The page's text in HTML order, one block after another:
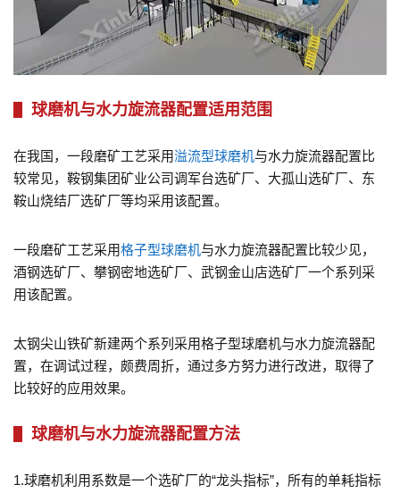
球磨机与水力旋流器配置适用范围
在我国，一段磨矿工艺采用溢流型球磨机与水力旋流器配置比
较常见，鞍钢集团矿业公司调军台选矿厂、大孤山选矿厂、东
鞍山烧结厂选矿厂等均采用该配置。
一段磨矿工艺采用格子型球磨机与水力旋流器配置比较少见，
酒钢选矿厂、攀钢密地选矿厂、武钢金山店选矿厂一个系列采
用该配置。
太钢尖山铁矿新建两个系列采用格子型球磨机与水力旋流器配
置，在调试过程，颇费周折，通过多方努力进行改进，取得了
比较好的应用效果。
球磨机与水力旋流器配置方法
1.球磨机利用系数是一个选矿厂的“龙头指标”，所有的单耗指标